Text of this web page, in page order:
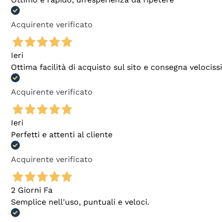
Acquirente verificato
Ieri
Ottima facilità di acquisto sul sito e consegna
Acquirente verificato
Ieri
Perfetti e attenti al cliente
Acquirente verificato
2 Giorni Fa
Semplice nell'uso, puntuali e veloci.